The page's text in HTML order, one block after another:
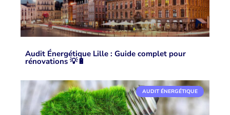
Audit Énergétique Lille : Guide complet pour
rénovations 💡🔋
AUDIT ÉNERGÉTIQUE